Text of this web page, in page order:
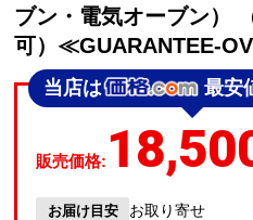
ブン・電気オーブン）
可）≪GUARANTEE-
当店は 最安
販売価格:
お届け目安 お取り寄せ